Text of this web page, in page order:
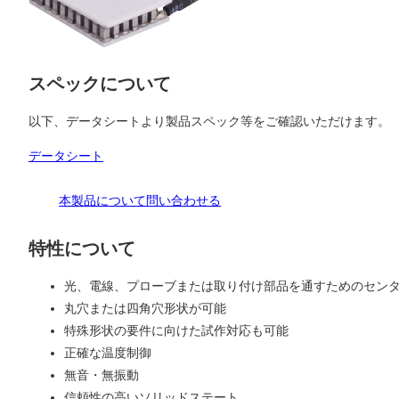
スペックについて
以下、データシートより製品スペック等をご確認いただけます。
データシート
本製品について問い合わせる
特性について
光、電線、プローブまたは取り付け部品を通すためのセン
丸穴または四角穴形状が可能
特殊形状の要件に向けた試作対応も可能
正確な温度制御
無音・無振動